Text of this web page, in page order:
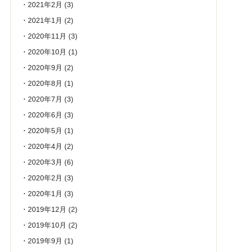
2021年2月 (3)
2021年1月 (2)
2020年11月 (3)
2020年10月 (1)
2020年9月 (2)
2020年8月 (1)
2020年7月 (3)
2020年6月 (3)
2020年5月 (1)
2020年4月 (2)
2020年3月 (6)
2020年2月 (3)
2020年1月 (3)
2019年12月 (2)
2019年10月 (2)
2019年9月 (1)